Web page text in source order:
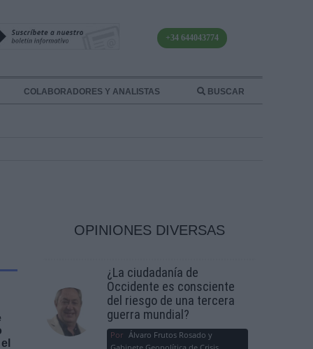
+34 644043774
COLABORADORES Y ANALISTAS BUSCAR
OPINIONES DIVERSAS
¿La ciudadanía de
Occidente es consciente
del riesgo de una tercera
guerra mundial?
Por Álvaro Frutos Rosado y